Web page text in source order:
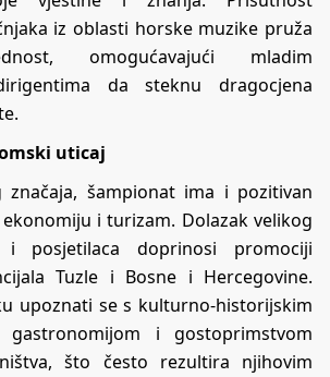
iz oblasti horske muzike pruža
omogućavajući mladim
da steknu dragocjena
uticaj
šampionat ima i pozitivan
i turizam. Dolazak velikog
i posjetilaca doprinosi promociji
Tuzle i Bosne i Hercegovine.
upoznati se s kulturno-historijskim
gastronomijom i gostoprimstvom
što često rezultira njihovim